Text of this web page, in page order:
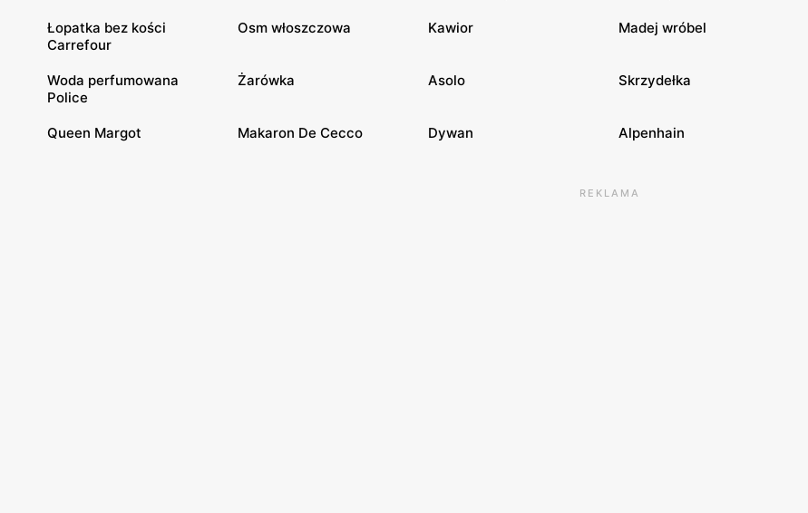
Łopatka bez kości
Carrefour
Osm włoszczowa Kawior Madej wróbel
Woda perfumowana
Police
Żarówka Asolo Skrzydełka
Queen Margot Makaron De Cecco Dywan Alpenhain
REKLAMA